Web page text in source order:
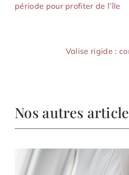
période pour profiter de l’île
Valise rigide :
Nos autres